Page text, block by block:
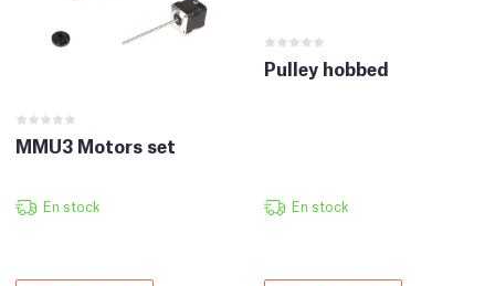
MMU3 Motors set
En stock
Pulley hobbed
En stock